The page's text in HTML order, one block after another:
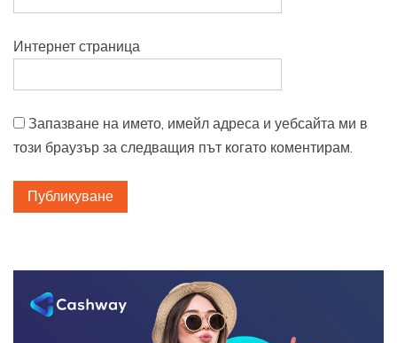
Интернет страница
Запазване на името, имейл адреса и уебсайта ми в
този браузър за следващия път когато коментирам.